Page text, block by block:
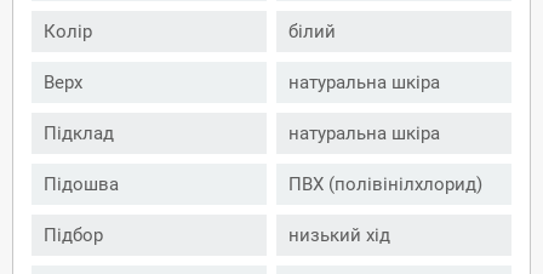
Колір білий
Верх натуральна шкіра
Підклад натуральна шкіра
Підошва ПВХ (полівінілхлорид)
Підбор низький хід